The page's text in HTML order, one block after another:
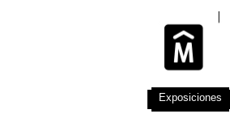
Exposiciones